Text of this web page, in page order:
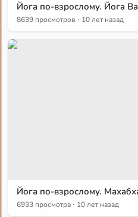
Йога по-взрослому. Йога
8639 просмотров · 10 лет назад
Йога по-взрослому.
6933 просмотра · 10 лет назад